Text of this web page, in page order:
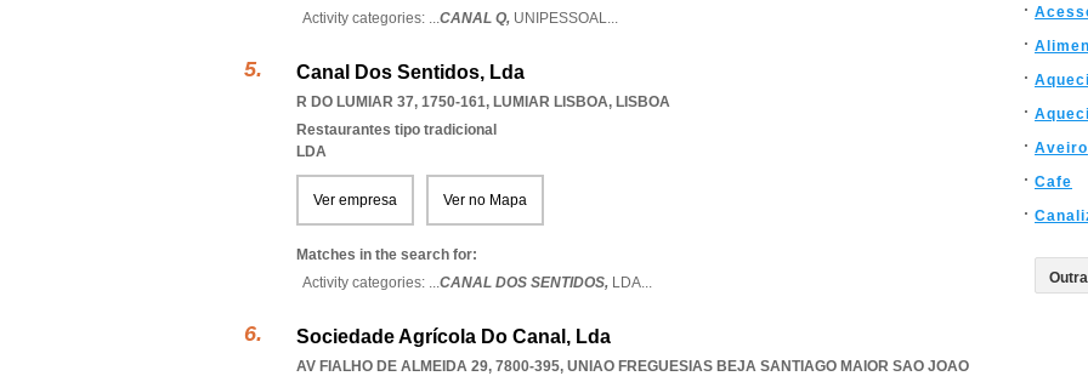
Activity categories: ...CANAL Q, UNIPESSOAL...
Canal Dos Sentidos, Lda
R DO LUMIAR 37, 1750-161, LUMIAR LISBOA, LISBOA
Restaurantes tipo tradicional
LDA
Ver empresa Ver no Mapa
Matches in the search for:
Activity categories: ...CANAL DOS SENTIDOS, LDA...
Sociedade Agrícola Do Canal, Lda
AV FIALHO DE ALMEIDA 29, 7800-395, UNIAO FREGUESIAS BEJA SANTIAGO MAIOR SAO JOAO
Aveiro
Cafe